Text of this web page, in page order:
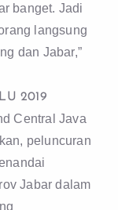
banget. Jadi
langsung
dan Jabar,”
2019
Central Java
peluncuran
Jabar dalam